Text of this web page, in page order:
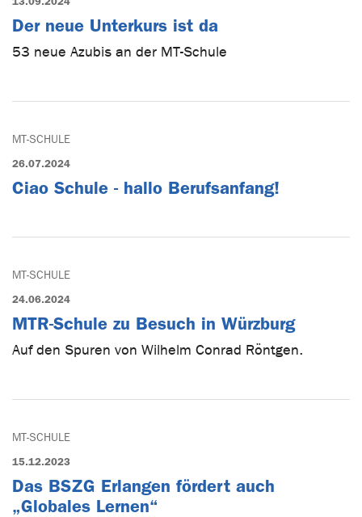
Der neue Unterkurs ist da
53 neue Azubis an der MT-Schule
MT-SCHULE
26.07.2024
Ciao Schule - hallo Berufsanfang!
MT-SCHULE
24.06.2024
MTR-Schule zu Besuch in Würzburg
Auf den Spuren von Wilhelm Conrad Röntgen.
MT-SCHULE
15.12.2023
Das BSZG Erlangen fördert auch
„Globales Lernen“